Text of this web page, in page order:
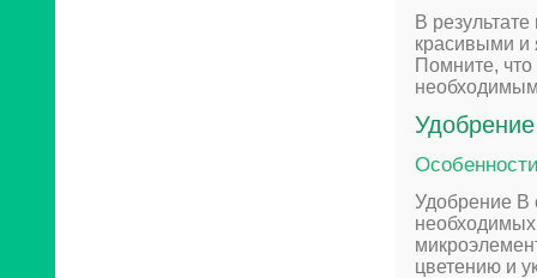
В
красивыми и
Помните,
Удобрение B
необходимых
цветению и